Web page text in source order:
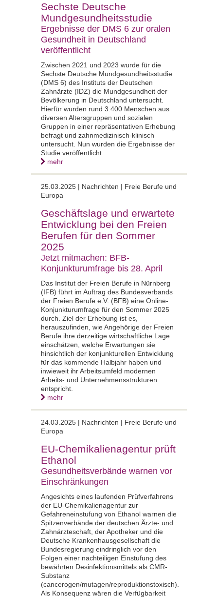
Sechste Deutsche
Mundgesundheitsstudie
Ergebnisse der DMS 6 zur oralen
Gesundheit in Deutschland
veröffentlicht
Zwischen 2021 und 2023 wurde für die
Sechste Deutsche Mundgesundheitsstudie
(DMS 6) des Instituts der Deutschen
Zahnärzte (IDZ) die Mundgesundheit der
Bevölkerung in Deutschland untersucht.
Hierfür wurden rund 3.400 Menschen aus
diversen Altersgruppen und sozialen
Gruppen in einer repräsentativen Erhebung
befragt und zahnmedizinisch-klinisch
untersucht. Nun wurden die Ergebnisse der
Studie veröffentlicht.
mehr
25.03.2025 | Nachrichten | Freie Berufe und
Europa
Geschäftslage und erwartete
Entwicklung bei den Freien
Berufen für den Sommer
2025
Jetzt mitmachen: BFB-
Konjunkturumfrage bis 28. April
Das Institut der Freien Berufe in Nürnberg
(IFB) führt im Auftrag des Bundesverbands
der Freien Berufe e.V. (BFB) eine Online-
Konjunkturumfrage für den Sommer 2025
durch. Ziel der Erhebung ist es,
herauszufinden, wie Angehörige der Freien
Berufe ihre derzeitige wirtschaftliche Lage
einschätzen, welche Erwartungen sie
hinsichtlich der konjunkturellen Entwicklung
für das kommende Halbjahr haben und
inwieweit ihr Arbeitsumfeld modernen
Arbeits- und Unternehmensstrukturen
entspricht.
mehr
24.03.2025 | Nachrichten | Freie Berufe und
Europa
EU-Chemikalienagentur prüft
Ethanol
Gesundheitsverbände warnen vor
Einschränkungen
Angesichts eines laufenden Prüfverfahrens
der EU-Chemikalienagentur zur
Gefahreneinstufung von Ethanol warnen die
Spitzenverbände der deutschen Ärzte- und
Zahnärzteschaft, der Apotheker und die
Deutsche Krankenhausgesellschaft die
Bundesregierung eindringlich vor den
Folgen einer nachteiligen Einstufung des
bewährten Desinfektionsmittels als CMR-
Substanz
(cancerogen/mutagen/reproduktionstoxisch).
Als Konsequenz wären die Verfügbarkeit